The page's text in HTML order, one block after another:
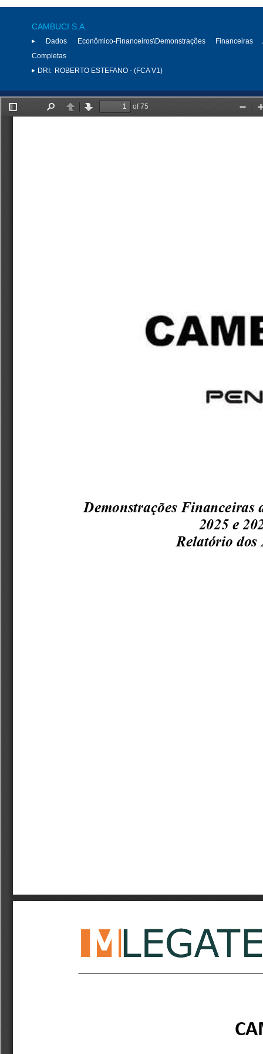
CAMBUCI S.A.
Dados Econômico-Financeiros\Demonstrações Financeiras
Completas
DRI: ROBERTO ESTEFANO - (FCA V1)